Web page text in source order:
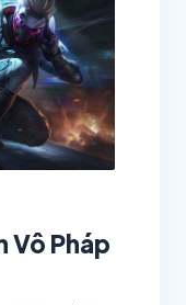
Vô Pháp